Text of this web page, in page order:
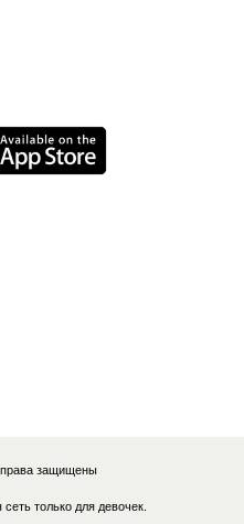
защищены
только для девочек.